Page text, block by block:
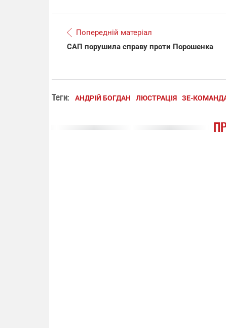
Попередній матеріал
САП порушила справу проти Порошенка
Теги: АНДРІЙ БОГДАН ЛЮСТРАЦІЯ ЗЕ-КОМАНДА